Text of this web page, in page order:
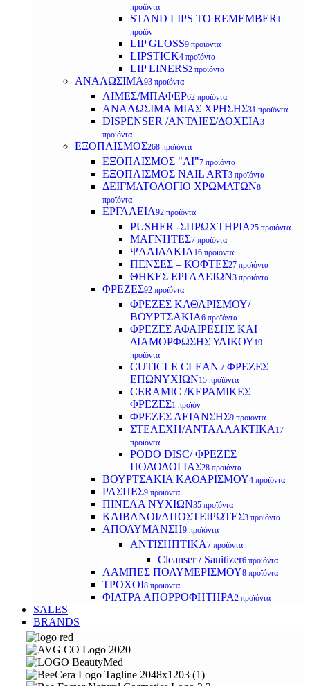
προϊόντα
STAND LIPS TO REMEMBER 1
προϊόν
LIP GLOSS9 προϊόντα
LIPSTICK4 προϊόντα
LIP LINERS2 προϊόντα
ΑΝΑΛΩΣΙΜΑ93 προϊόντα
ΛΙΜΕΣ/ΜΠΑΦΕΡ62 προϊόντα
ΑΝΑΛΩΣΙΜΑ ΜΙΑΣ ΧΡΗΣΗΣ31 προϊόντα
DISPENSER /ΑΝΤΛΙΕΣ/ΔΟΧΕΙΑ3
προϊόντα
ΕΞΟΠΛΙΣΜΟΣ268 προϊόντα
ΕΞΟΠΛΙΣΜΟΣ "AI"7 προϊόντα
ΕΞΟΠΛΙΣΜΟΣ NAIL ART3 προϊόντα
ΔΕΙΓΜΑΤΟΛΟΓΙΟ ΧΡΩΜΑΤΩΝ8
προϊόντα
ΕΡΓΑΛΕΙΑ92 προϊόντα
PUSHER -ΣΠΡΩΧΤΗΡΙΑ25 προϊόντα
ΜΑΓΝΗΤΕΣ7 προϊόντα
ΨΑΛΙΔΑΚΙΑ 16 προϊόντα
ΠΕΝΣΕΣ – ΚΟΦΤΕΣ27 προϊόντα
ΘΗΚΕΣ ΕΡΓΑΛΕΙΩΝ3 προϊόντα
ΦΡΕΖΕΣ92 προϊόντα
ΦΡΕΖΕΣ ΚΑΘΑΡΙΣΜΟΥ/
ΒΟΥΡΤΣΑΚΙΑ6 προϊόντα
ΦΡΕΖΕΣ ΑΦΑΙΡΕΣΗΣ ΚΑΙ
ΔΙΑΜΟΡΦΩΣΗΣ ΥΛΙΚΟΥ19
προϊόντα
CUTICLE CLEAN / ΦΡΕΖΕΣ
ΕΠΩΝΥΧΙΩΝ15 προϊόντα
CERAMIC /ΚΕΡΑΜΙΚΕΣ
ΦΡΕΖΕΣ1 προϊόν
ΦΡΕΖΕΣ ΛΕΙΑΝΣΗΣ9 προϊόντα
ΣΤΕΛΕΧΗ/ΑΝΤΑΛΛΑΚΤΙΚΑ 17
προϊόντα
PODO DISC/ ΦΡΕΖΕΣ
ΠΟΔΟΛΟΓΙΑΣ28 προϊόντα
ΒΟΥΡΤΣΑΚΙΑ ΚΑΘΑΡΙΣΜΟΥ4 προϊόντα
ΡΑΣΠΕΣ9 προϊόντα
ΠΙΝΕΛΑ ΝΥΧΙΩΝ35 προϊόντα
ΚΛΙΒΑΝΟΙ/ΑΠΟΣΤΕΙΡΩΤΕΣ3 προϊόντα
ΑΠΟΛΥΜΑΝΣΗ9 προϊόντα
ΑΝΤΙΣΗΠΤΙΚΑ7 προϊόντα
Cleanser / Sanitizer6 προϊόντα
ΛΑΜΠΕΣ ΠΟΛΥΜΕΡΙΣΜΟΥ8 προϊόντα
ΤΡΟΧΟΙ8 προϊόντα
ΦΙΛΤΡΑ ΑΠΟΡΡΟΦΗΤΗΡΑ2 προϊόντα
SALES
BRANDS